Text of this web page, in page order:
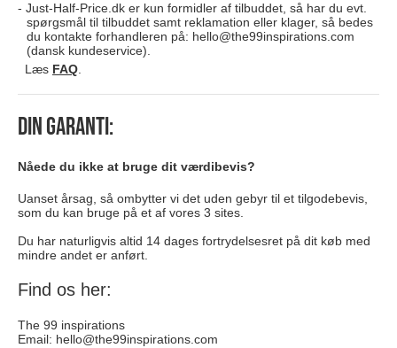
Just-Half-Price.dk er kun formidler af tilbuddet, så har du evt.
spørgsmål til tilbuddet samt reklamation eller klager, så bedes
du kontakte forhandleren på: hello@the99inspirations.com
(dansk kundeservice).
Læs FAQ.
Din garanti:
Nåede du ikke at bruge dit værdibevis?
Uanset årsag, så ombytter vi det uden gebyr til et tilgodebevis,
som du kan bruge på et af vores 3 sites.
Du har naturligvis altid 14 dages fortrydelsesret på dit køb med
mindre andet er anført.
Find os her:
The 99 inspirations
Email: hello@the99inspirations.com